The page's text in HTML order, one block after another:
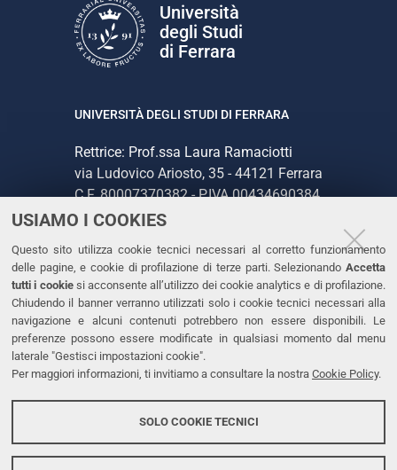
USIAMO I COOKIES
Questo sito utilizza cookie tecnici necessari al corretto funzionamento
delle pagine, e cookie di profilazione di terze parti. Selezionando Accetta
tutti i cookiesi acconsente all’utilizzo dei cookie analytics e di profilazione.
Chiudendo il banner verranno utilizzati solo i cookie tecnici necessari alla
navigazione e alcuni contenuti potrebbero non essere disponibili. Le
preferenze possono essere modificate in qualsiasi momento dal menu
laterale "Gestisci impostazioni cookie".
Per maggiori informazioni, ti invitiamo a consultare la nostra Cookie Policy.
SOLO COOKIE TECNICI
Università
degli Studi
di Ferrara
UNIVERSITÀ DEGLI STUDI DI FERRARA
Rettrice: Prof.ssa Laura Ramaciotti
via Ludovico Ariosto, 35 - 44121 Ferrara
C.F. 80007370382 - P.IVA 00434690384
CONTATTI
Tel. +39 0532 293111
Fax. +39 0532 293031
PEC
LINKS
Accessibilità
Protezione dati personali